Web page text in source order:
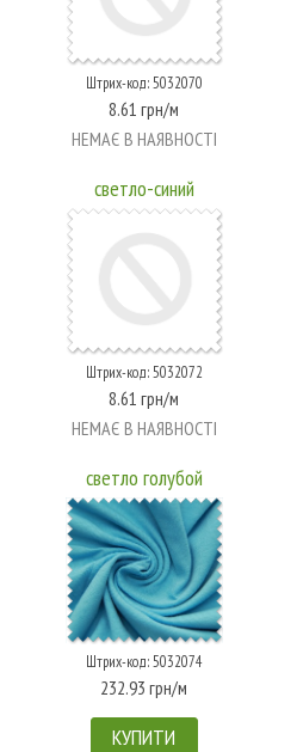
Штрих-код: 5032070
8.61 грн/м
НЕМАЄ В НАЯВНОСТІ
светло-синий
Штрих-код: 5032072
8.61 грн/м
НЕМАЄ В НАЯВНОСТІ
светло голубой
Штрих-код: 5032074
232.93 грн/м
КУПИТИ